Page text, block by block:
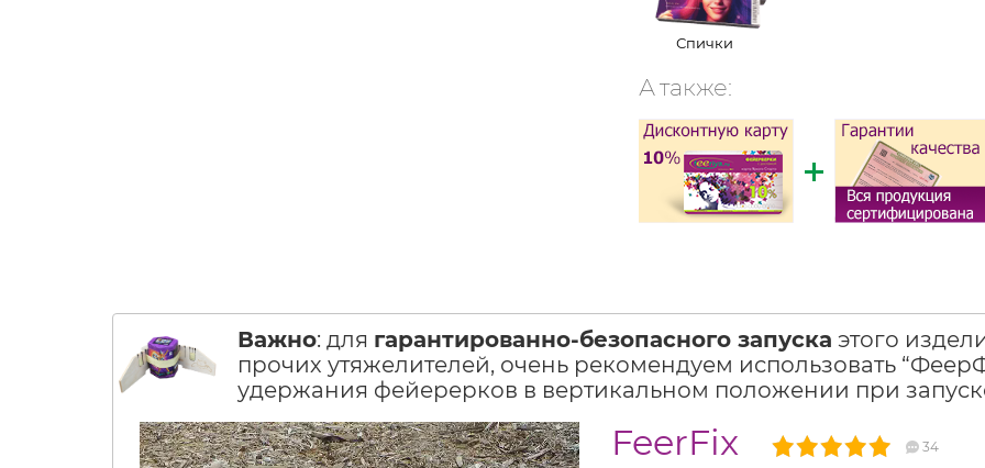
Спички
А также:
Важно: для гарантированно-безопасного запуска этого
прочих утяжелителей, очень рекомендуем использовать
удержания фейерерков в вертикальном положении при
FeerFix 34